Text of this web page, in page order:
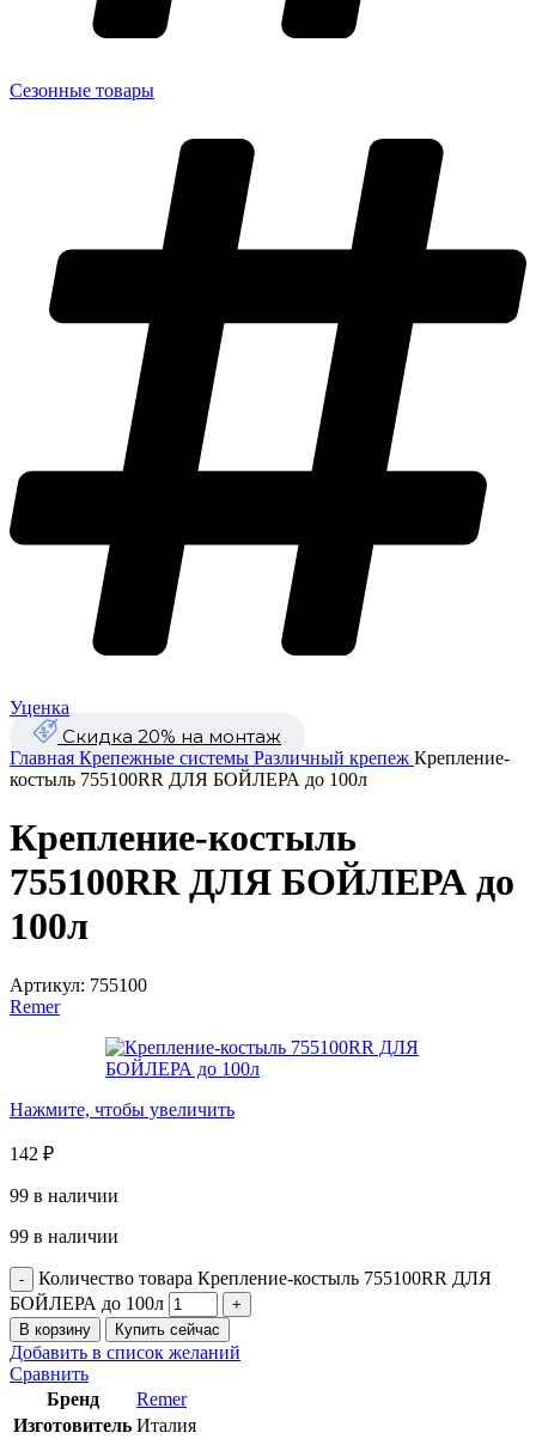
Сезонные товары
Уценка
Скидка 20% на монтаж
Главная Крепежные системы Различный крепеж Крепление-
костыль 755100RR ДЛЯ БОЙЛЕРА до 100л
Крепление-костыль
755100RR ДЛЯ БОЙЛЕРА до
100л
Артикул: 755100
Remer
Нажмите, чтобы увеличить
142 ₽
99 в наличии
99 в наличии
Количество товара Крепление-костыль 755100RR ДЛЯ
БОЙЛЕРА до 100л
В корзину Купить сейчас
Добавить в список желаний
Сравнить
Бренд
Remer
Изготовитель Италия